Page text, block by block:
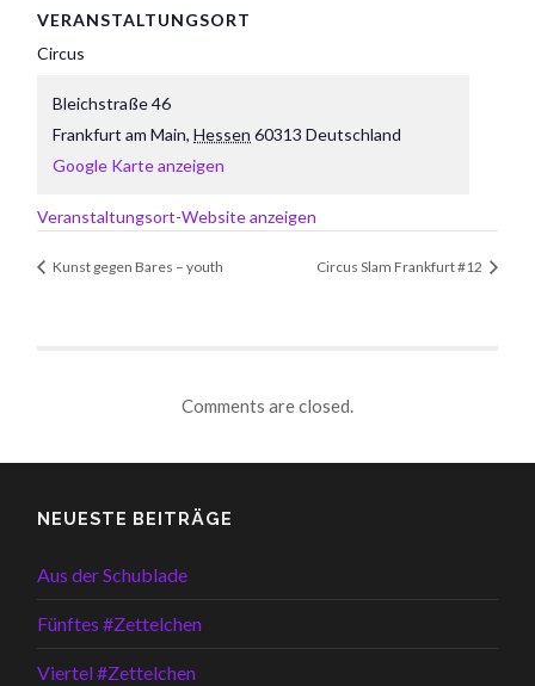
VERANSTALTUNGSORT
Circus
Bleichstraße 46
Frankfurt am Main, Hessen 60313 Deutschland
Google Karte anzeigen
Veranstaltungsort-Website anzeigen
Kunst gegen Bares – youth Circus Slam Frankfurt #12
Comments are closed.
NEUESTE BEITRÄGE
Aus der Schublade
Fünftes #Zettelchen
Viertel #Zettelchen